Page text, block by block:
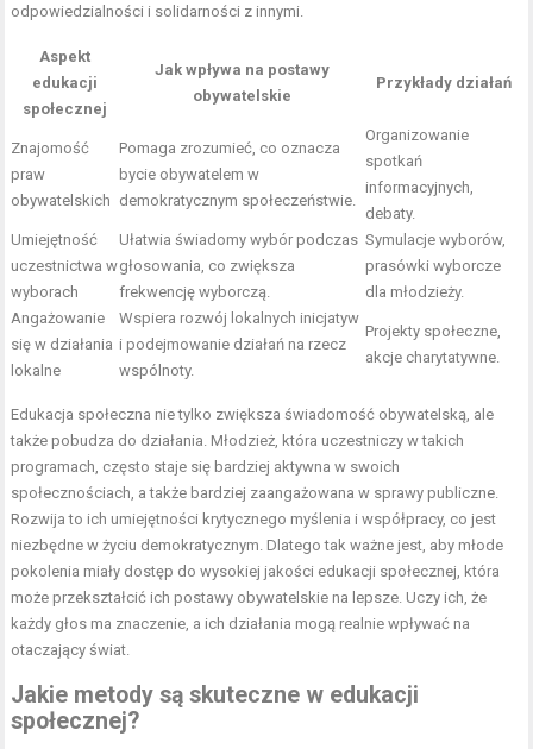
odpowiedzialności i solidarności z innymi.
Aspekt
edukacji
społecznej
Jak wpływa na postawy
obywatelskie
Przykłady działań
Znajomość
praw
obywatelskich
Pomaga zrozumieć, co oznacza
bycie obywatelem w
demokratycznym społeczeństwie.
Organizowanie
spotkań
informacyjnych,
debaty.
Umiejętność
uczestnictwa w
wyborach
Ułatwia świadomy wybór podczas
głosowania, co zwiększa
frekwencję wyborczą.
Symulacje wyborów,
prasówki wyborcze
dla młodzieży.
Angażowanie
się w działania
lokalne
Wspiera rozwój lokalnych inicjatyw
i podejmowanie działań na rzecz
wspólnoty.
Projekty społeczne,
akcje charytatywne.
Edukacja społeczna nie tylko zwiększa świadomość obywatelską, ale
także pobudza do działania. Młodzież, która uczestniczy w takich
programach, często staje się bardziej aktywna w swoich
społecznościach, a także bardziej zaangażowana w sprawy publiczne.
Rozwija to ich umiejętności krytycznego myślenia i współpracy, co jest
niezbędne w życiu demokratycznym. Dlatego tak ważne jest, aby młode
pokolenia miały dostęp do wysokiej jakości edukacji społecznej, która
może przekształcić ich postawy obywatelskie na lepsze. Uczy ich, że
każdy głos ma znaczenie, a ich działania mogą realnie wpływać na
otaczający świat.
Jakie metody są skuteczne w edukacji
społecznej?